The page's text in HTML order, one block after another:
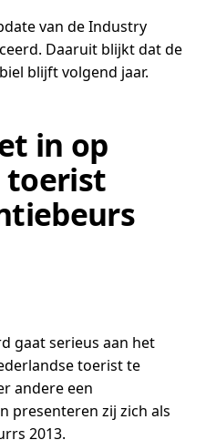
van de Industry
Daaruit blijkt dat de
blijft volgend jaar.
in op
toerist
gaat serieus aan het
toerist te
andere een
presenteren zij zich als
2013.